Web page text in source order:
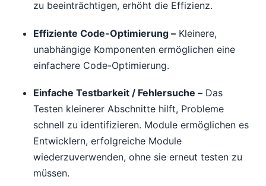
zu beeinträchtigen, erhöht die Effizienz.
Effiziente Code-Optimierung – Kleinere,
unabhängige Komponenten ermöglichen eine
einfachere Code-Optimierung.
Einfache Testbarkeit / Fehlersuche – Das
Testen kleinerer Abschnitte hilft, Probleme
schnell zu identifizieren. Module ermöglichen es
Entwicklern, erfolgreiche Module
wiederzuverwenden, ohne sie erneut testen zu
müssen.